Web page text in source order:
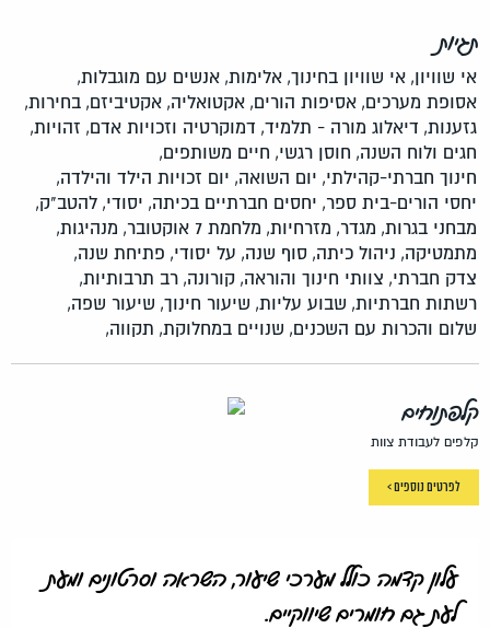
תגיות
אי שוויון, אי שוויון בחינוך, אלימות, אנשים עם מוגבלות,
אסופת מערכים, אסיפות הורים, אקטואליה, אקטיביזם, בחירות,
גזענות, דיאלוג מורה - תלמיד, דמוקרטיה וזכויות אדם, זהויות,
חגים ולוח השנה, חוסן רגשי, חיים משותפים,
חינוך חברתי-קהילתי, יום השואה, יום זכויות הילד והילדה,
יחסי הורים-בית ספר, יחסים חברתיים בכיתה, יסודי, להטב"ק,
מבחני בגרות, מגדר, מזרחיות, מלחמת 7 אוקטובר,
מנהיגות,
מתמטיקה, ניהול כיתה, סוף שנה, על יסודי, פתיחת שנה,
צדק חברתי, צוותי חינוך והוראה, קורונה, רב תרבותיות,
רשתות חברתיות, שבוע עליות, שיעור חינוך, שיעור שפה,
שלום והכרות עם השכנים, שנויים במחלוקת, תקווה,
קלפתוחים
קלפים לעבודת צוות
לפרטים נוספים >
עלון קדמה כולל מערכי שיעור, השראה וסרטונים ומעת
לעת גם חומרים שיווקיים.